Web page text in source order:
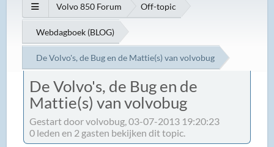
Volvo 850 Forum Off-topic
Webdagboek (BLOG)
De Volvo's, de Bug en de Mattie(s) van volvobug
De Volvo's, de Bug en de
Mattie(s) van volvobug
Gestart door volvobug, 03-07-2013 19:20:23
0 leden en 2 gasten bekijken dit topic.